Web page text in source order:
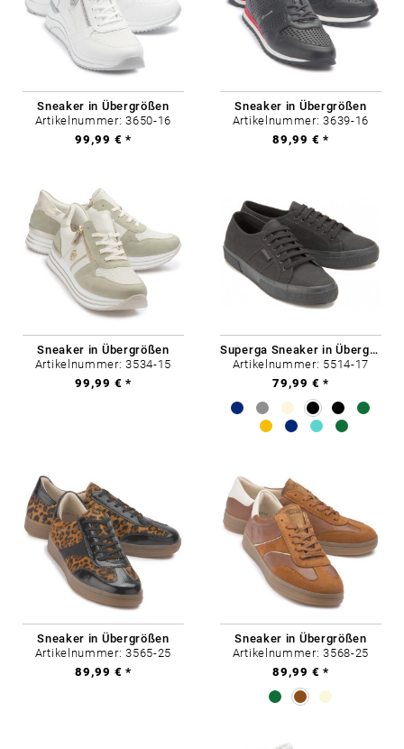
Sneaker in Übergrößen
Artikelnummer: 3650-16
99,99 € *
Sneaker in Übergrößen
Artikelnummer: 3639-16
89,99 € *
Sneaker in Übergrößen
Artikelnummer: 3534-15
99,99 € *
Superga Sneaker in Übergrößen
Artikelnummer: 5514-17
79,99 € *
Sneaker in Übergrößen
Artikelnummer: 3565-25
89,99 € *
Sneaker in Übergrößen
Artikelnummer: 3568-25
89,99 € *